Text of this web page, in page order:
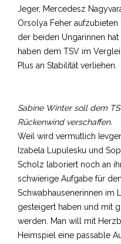
Jeger, Mercedesz
Orsolya Feher
der beiden Ungarinnen
haben dem TSV im
Plus an Stabilität verliehen.
Sabine Winter soll dem
Rückenwind verschaffen.
Weil wird vermutlich
Izabela Lupulesku und
Scholz laboriert noch an
schwierige Aufgabe für
Schwabhausenerinnen im
gesteigert haben und mit
werden. Man will mit
Heimspiel eine passable